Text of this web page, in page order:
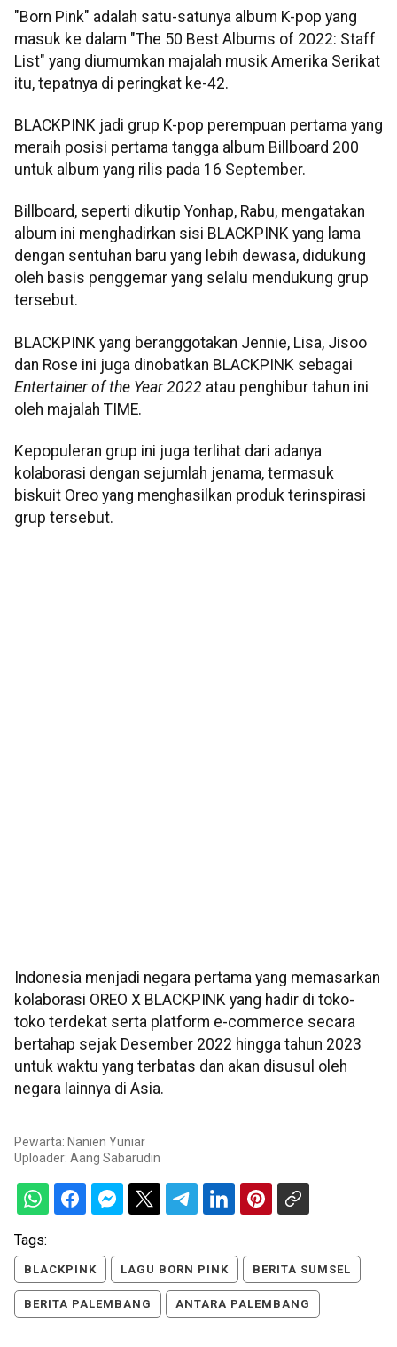
"Born Pink" adalah satu-satunya album K-pop yang
masuk ke dalam "The 50 Best Albums of 2022: Staff
List" yang diumumkan majalah musik Amerika Serikat
itu, tepatnya di peringkat ke-42.
BLACKPINK jadi grup K-pop perempuan pertama yang
meraih posisi pertama tangga album Billboard 200
untuk album yang rilis pada 16 September.
Billboard, seperti dikutip Yonhap, Rabu, mengatakan
album ini menghadirkan sisi BLACKPINK yang lama
dengan sentuhan baru yang lebih dewasa, didukung
oleh basis penggemar yang selalu mendukung grup
tersebut.
BLACKPINK yang beranggotakan Jennie, Lisa, Jisoo
dan Rose ini juga dinobatkan BLACKPINK sebagai
Entertainer of the Year 2022 atau penghibur tahun ini
oleh majalah TIME.
Kepopuleran grup ini juga terlihat dari adanya
kolaborasi dengan sejumlah jenama, termasuk
biskuit Oreo yang menghasilkan produk terinspirasi
grup tersebut.
Indonesia menjadi negara pertama yang memasarkan
kolaborasi OREO X BLACKPINK yang hadir di toko-
toko terdekat serta platform e-commerce secara
bertahap sejak Desember 2022 hingga tahun 2023
untuk waktu yang terbatas dan akan disusul oleh
negara lainnya di Asia.
Pewarta: Nanien Yuniar
Uploader: Aang Sabarudin
Tags:
BLACKPINK LAGU BORN PINK BERITA SUMSEL
BERITA PALEMBANG ANTARA PALEMBANG